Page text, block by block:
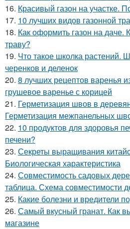
16. Красивый газон на участке.
17. 10 лучших видов газонной
18. Как оформить газон на даче.
траву?
19. Что такое школка растений.
черенков и деленок
20. 8 лучших рецептов варенья
грушевое варенье с корицей
21. Герметизация швов в
Герметизация межпанельных
22. 10 продуктов для здоровья
печени?
23. Секреты выращивания
Биологическая характеристика
24. Совместимость садовых
таблица. Схема совместимости
25. Какие болезни и вредители
26. Самый вкусный гранат. Как
магазине